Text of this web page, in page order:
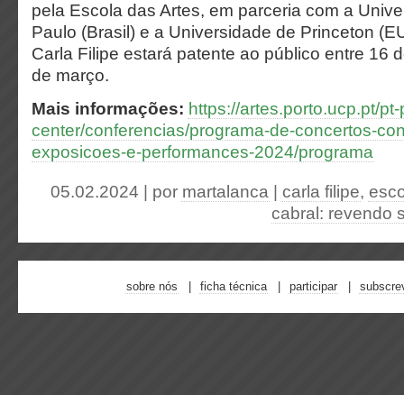
pela Escola das Artes, em parceria com a
Paulo (Brasil) e a Universidade de Princeton
Carla Filipe estará patente ao público entre 16
de março.
Mais informações: https://artes.porto.ucp.pt/pt-
center/conferencias/programa-de-concertos-
exposicoes-e-performances-2024/programa
05.02.2024 | por martalanca carla filipe,
cabral: revendo
sobre nós ficha técnica participar